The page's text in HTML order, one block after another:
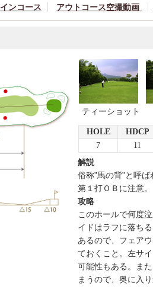
インコース アウトコース空撮動画
ティーショット
HOLE HDCP
7
11
解説
俗称”馬の背”と呼ば
第１打ＯＢに注意。
攻略
このホールで何度
イドはラフに落ち
あるので、フェア
ておくこと。左サ
可能性もある。ま
まうので、奥に入